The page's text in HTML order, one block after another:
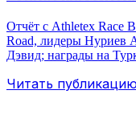
Отчёт с Athletex Race
Road, лидеры Нуриев
Дэвид; награды на
Читать публикацию